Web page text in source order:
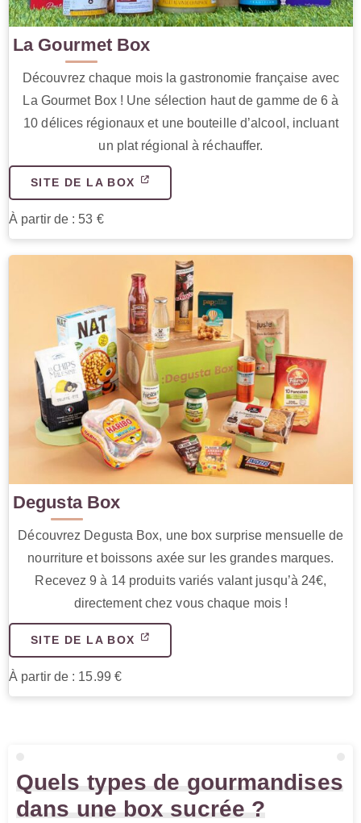
La Gourmet Box
Découvrez chaque mois la gastronomie française avec
La Gourmet Box ! Une sélection haut de gamme de 6 à
10 délices régionaux et une bouteille d’alcool, incluant
un plat régional à réchauffer.
SITE DE LA BOX
À partir de : 53 €
Degusta Box
Découvrez Degusta Box, une box surprise mensuelle de
nourriture et boissons axée sur les grandes marques.
Recevez 9 à 14 produits variés valant jusqu’à 24€,
directement chez vous chaque mois !
SITE DE LA BOX
À partir de : 15.99 €
Quels types de gourmandises
dans une box sucrée ?